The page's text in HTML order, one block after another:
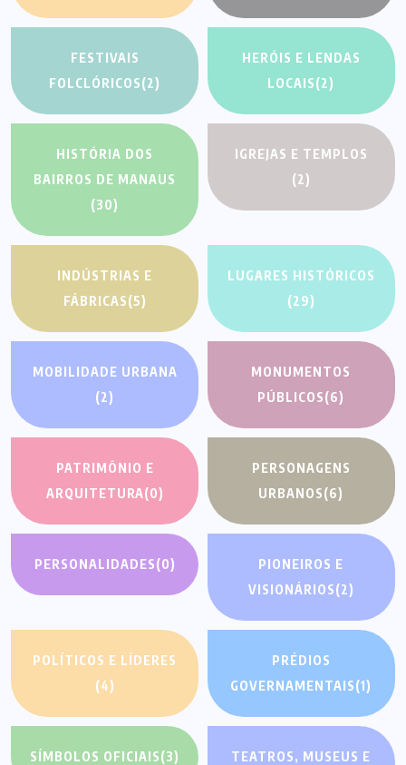
FESTIVAIS
FOLCLÓRICOS(2)
HERÓIS E LENDAS
LOCAIS(2)
HISTÓRIA DOS
BAIRROS DE MANAUS
(30)
IGREJAS E TEMPLOS
(2)
INDÚSTRIAS E
FÁBRICAS(5)
LUGARES HISTÓRICOS
(29)
MOBILIDADE URBANA
(2)
MONUMENTOS
PÚBLICOS(6)
PATRIMÔNIO E
ARQUITETURA(0)
PERSONAGENS
URBANOS(6)
PERSONALIDADES(0)
PIONEIROS E
VISIONÁRIOS(2)
POLÍTICOS E LÍDERES
(4)
PRÉDIOS
GOVERNAMENTAIS(1)
SÍMBOLOS OFICIAIS(3)
TEATROS, MUSEUS E